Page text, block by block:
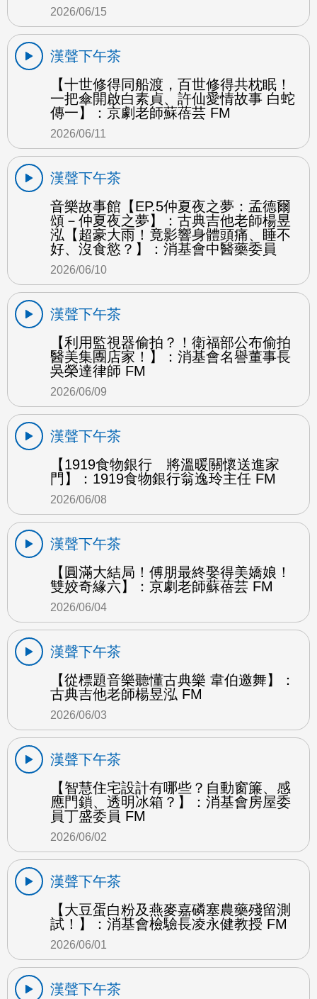
2026/06/15
漢聲下午茶
【十世修得同船渡，百世修得共枕眠！
一把傘開啟白素貞、許仙愛情故事 白蛇
傳一】：京劇老師蘇蓓芸 FM
2026/06/11
漢聲下午茶
音樂故事館【EP.5仲夏夜之夢：孟德爾
頌－仲夏夜之夢】：古典吉他老師楊昱
泓【超豪大雨！竟影響身體頭痛、睡不
好、沒食慾？】：消基會中醫藥委員
2026/06/10
漢聲下午茶
【利用監視器偷拍？！衛福部公布偷拍
醫美集團店家！】：消基會名譽董事長
吳榮達律師 FM
2026/06/09
漢聲下午茶
【1919食物銀行 將溫暖關懷送進家
門】：1919食物銀行翁逸玲主任 FM
2026/06/08
漢聲下午茶
【圓滿大結局！傅朋最終娶得美嬌娘！
雙姣奇緣六】：京劇老師蘇蓓芸 FM
2026/06/04
漢聲下午茶
【從標題音樂聽懂古典樂 韋伯邀舞】：
古典吉他老師楊昱泓 FM
2026/06/03
漢聲下午茶
【智慧住宅設計有哪些？自動窗簾、感
應門鎖、透明冰箱？】：消基會房屋委
員丁盛委員 FM
2026/06/02
漢聲下午茶
【大豆蛋白粉及燕麥嘉磷塞農藥殘留測
試！】：消基會檢驗長凌永健教授 FM
2026/06/01
漢聲下午茶